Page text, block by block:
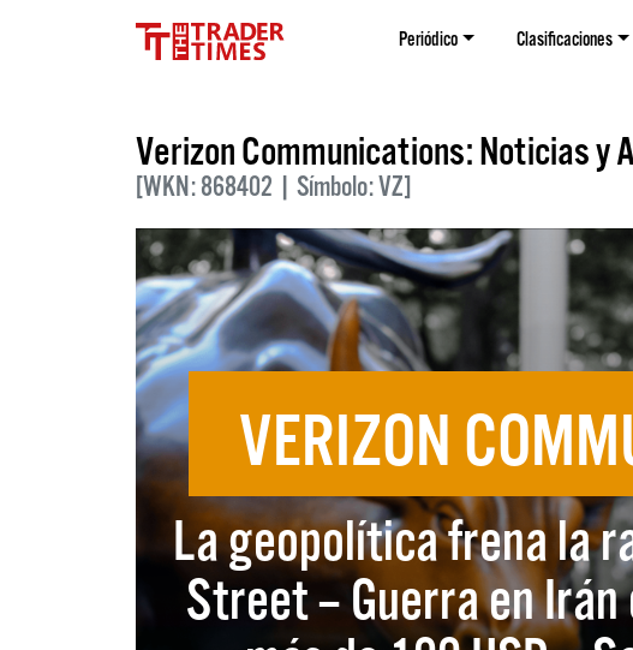
Periódico Clasificaciones
Verizon Communications: Noticias y
[WKN: 868402 | Símbolo: VZ]
VERIZON
La geopolítica frena la
Street – Guerra en